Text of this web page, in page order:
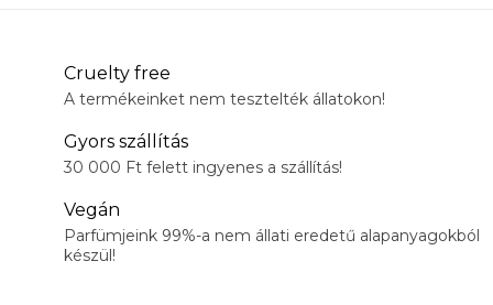
Cruelty free
A termékeinket nem tesztelték állatokon!
Gyors szállítás
30 000 Ft felett ingyenes a szállítás!
Vegán
Parfümjeink 99%-a nem állati eredetű alapanyagokból
készül!